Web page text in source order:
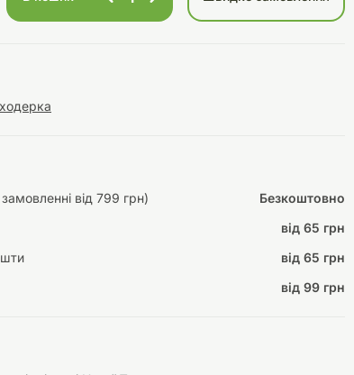
догляду
Автоаксесуари
Освітлення
Декорації
від 799 грн)
Безкоштовно
від 65 грн
від 65 грн
від 99 грн